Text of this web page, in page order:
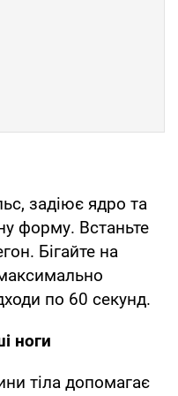
задіює ядро та
форму. Встаньте
Бігайте на
по 60 секунд.
ноги
тіла допомагає